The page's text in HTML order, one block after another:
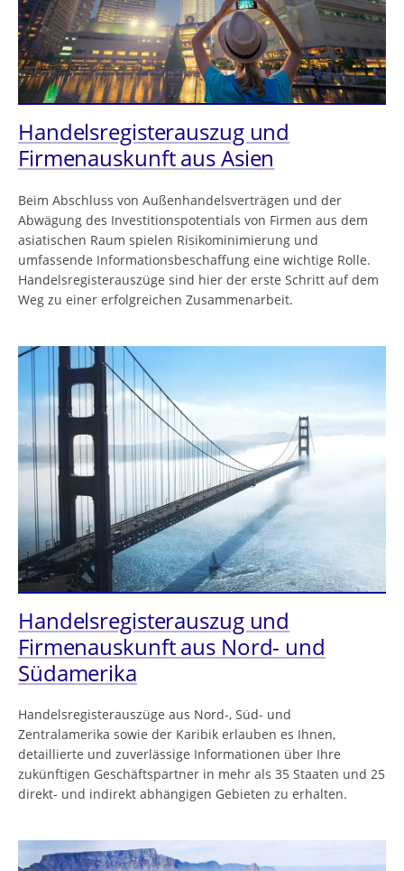
Handelsregisterauszug und
Firmenauskunft aus Asien
Beim Abschluss von Außenhandelsverträgen und der
Abwägung des Investitionspotentials von Firmen aus dem
asiatischen Raum spielen Risikominimierung und
umfassende Informationsbeschaffung eine wichtige Rolle.
Handelsregisterauszüge sind hier der erste Schritt auf dem
Weg zu einer erfolgreichen Zusammenarbeit.
Handelsregisterauszug und
Firmenauskunft aus Nord- und
Südamerika
Handelsregisterauszüge aus Nord-, Süd- und
Zentralamerika sowie der Karibik erlauben es Ihnen,
detaillierte und zuverlässige Informationen über Ihre
zukünftigen Geschäftspartner in mehr als 35 Staaten und 25
direkt- und indirekt abhängigen Gebieten zu erhalten.